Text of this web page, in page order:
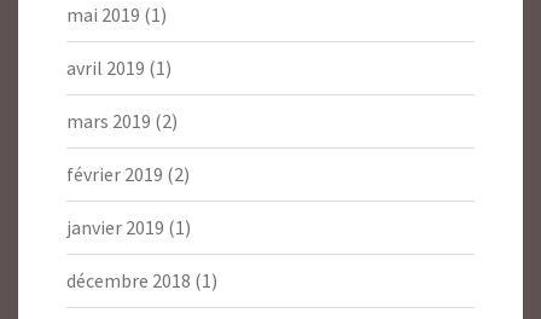
mai 2019 (1)
avril 2019 (1)
mars 2019 (2)
février 2019 (2)
janvier 2019 (1)
décembre 2018 (1)